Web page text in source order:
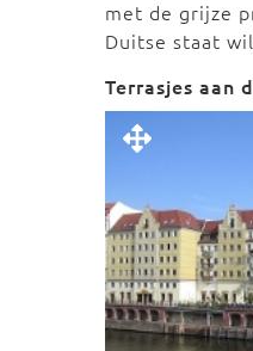
met de grijze
Duitse staat
Terrasjes aan